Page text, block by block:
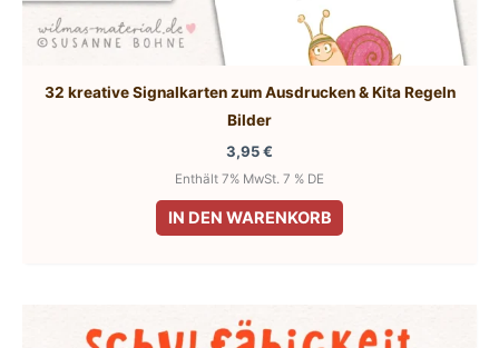
32 kreative Signalkarten zum Ausdrucken & Kita Regeln
Bilder
3,95€
Enthält 7% MwSt. 7 % DE
IN DEN WARENKORB